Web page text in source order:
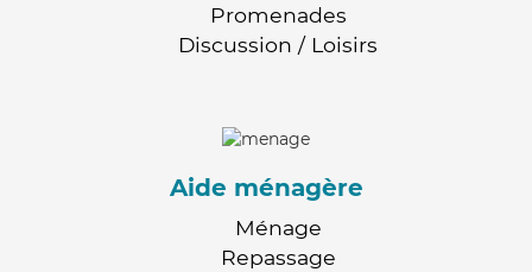
Promenades
Discussion / Loisirs
Aide ménagère
Ménage
Repassage